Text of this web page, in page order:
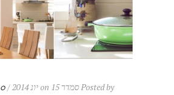
Posted by סמדר on 15 יונ 2014 / 0 Comment